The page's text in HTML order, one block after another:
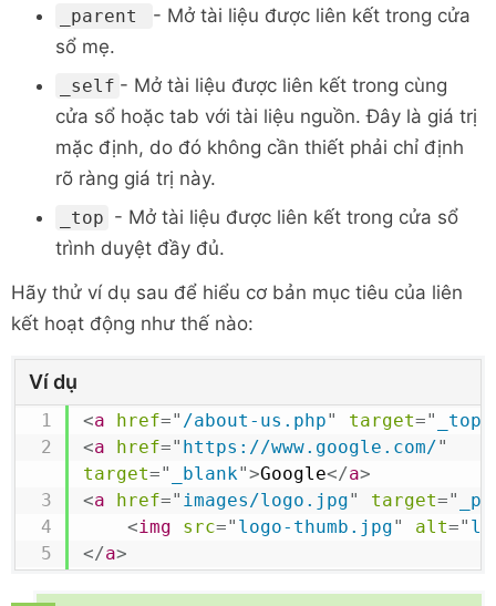
_parent
- Mở tài liệu được liên kết trong cửa
sổ mẹ.
_self - Mở tài liệu được liên kết trong cùng
cửa sổ hoặc tab với tài liệu nguồn. Đây là giá trị
mặc định, do đó không cần thiết phải chỉ định
rõ ràng giá trị này.
_top - Mở tài liệu được liên kết trong cửa sổ
trình duyệt đầy đủ.
Hãy thử ví dụ sau để hiểu cơ bản mục tiêu của liên
kết hoạt động như thế nào:
Ví dụ
<a href=" /about-us.php" target=" _top
<a href=" https://www.google.com/"
target=" _blank">Google</a>
<a href=" images/logo.jpg" target="
<img src=" logo-thumb.jpg" alt="
</a>